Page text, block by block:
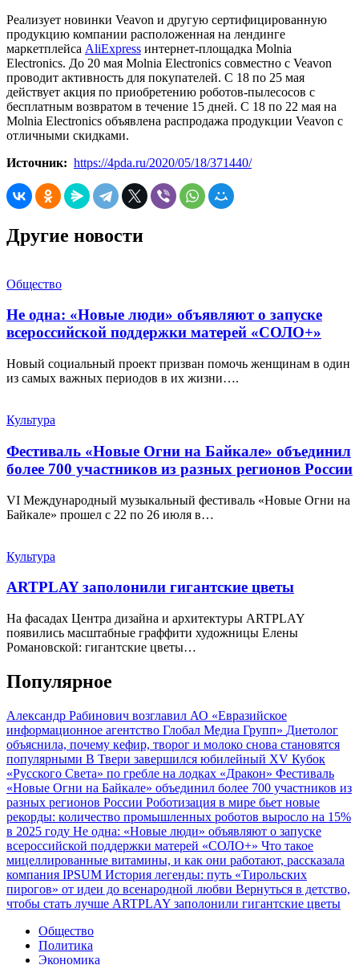
Реализует новинки Veavon и другую сертифицированную
продукцию компании расположенная на лендинге
маркетплейса AliExpress интернет-площадка Molnia
Electronics. До 20 мая Molnia Electronics совместно с Veavon
проводит активность для покупателей. С 18 по 25 мая
действует акция по приобретению роботов-пылесосов с
бесплатным возвратом в течение 15 дней. С 18 по 22 мая на
Molnia Electronics объявлена распродажа продукции Veavon с
отличными скидками.
Источник: https://4pda.ru/2020/05/18/371440/
Другие новости
Общество
Не одна: «Новые люди» объявляют о запуске
всероссийской поддержки матерей «СОЛО+»
Новый социальный проект призван помочь женщинам в один
из самых важных периодов в их жизни….
Культура
Фестиваль «Новые Огни на Байкале» объединил
более 700 участников из разных регионов России
VI Международный музыкальный фестиваль «Новые Огни на
Байкале» прошел с 22 по 26 июля в…
Культура
ARTPLAY заполонили гигантские цветы
На фасадах Центра дизайна и архитектуры ARTPLAY
появились масштабные граффити художницы Елены
Романовской: гигантские цветы…
Популярное
Александр Рабинович возглавил АО «Евразийское
информационное агентство Глобал Медиа Групп» Диетолог
объяснила, почему кефир, творог и молоко снова становятся
популярными В Твери завершился юбилейный XV Кубок
«Русского Света» по гребле на лодках «Дракон» Фестиваль
«Новые Огни на Байкале» объединил более 700 участников из
разных регионов России Роботизация в мире бьет новые
рекорды: количество промышленных роботов выросло на 15%
в 2025 году Не одна: «Новые люди» объявляют о запуске
всероссийской поддержки матерей «СОЛО+» Что такое
мицеллированные витамины, и как они работают, рассказала
компания IPSUM История легенды: путь «Тирольских
пирогов» от идеи до всенародной любви Вернуться в детство,
чтобы стать лучше ARTPLAY заполонили гигантские цветы
Общество
Политика
Экономика